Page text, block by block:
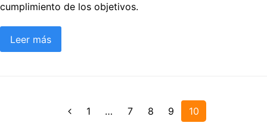
cumplimiento de los objetivos.
Leer más
AnteriorPage
1 … Page
7 Page
8 Page
9 Page
10